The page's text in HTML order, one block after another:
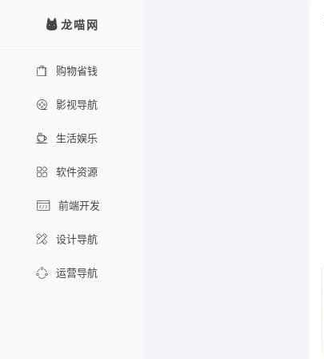
龙喵网
购物省钱
影视导航
生活娱乐
软件资源
前端开发
设计导航
运营导航